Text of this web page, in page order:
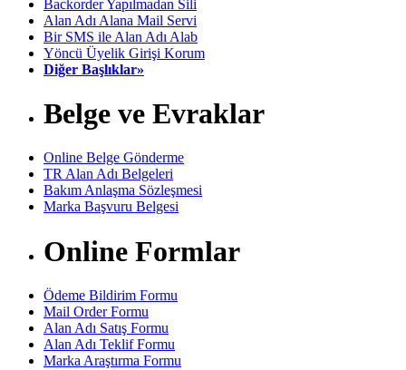
Backorder Yapılmadan Sili
Alan Adı Alana Mail Servi
Bir SMS ile Alan Adı Alab
Yöncü Üyelik Girişi Korum
Diğer Başlıklar»
Belge ve Evraklar
Online Belge Gönderme
TR Alan Adı Belgeleri
Bakım Anlaşma Sözleşmesi
Marka Başvuru Belgesi
Online Formlar
Ödeme Bildirim Formu
Mail Order Formu
Alan Adı Satış Formu
Alan Adı Teklif Formu
Marka Araştırma Formu